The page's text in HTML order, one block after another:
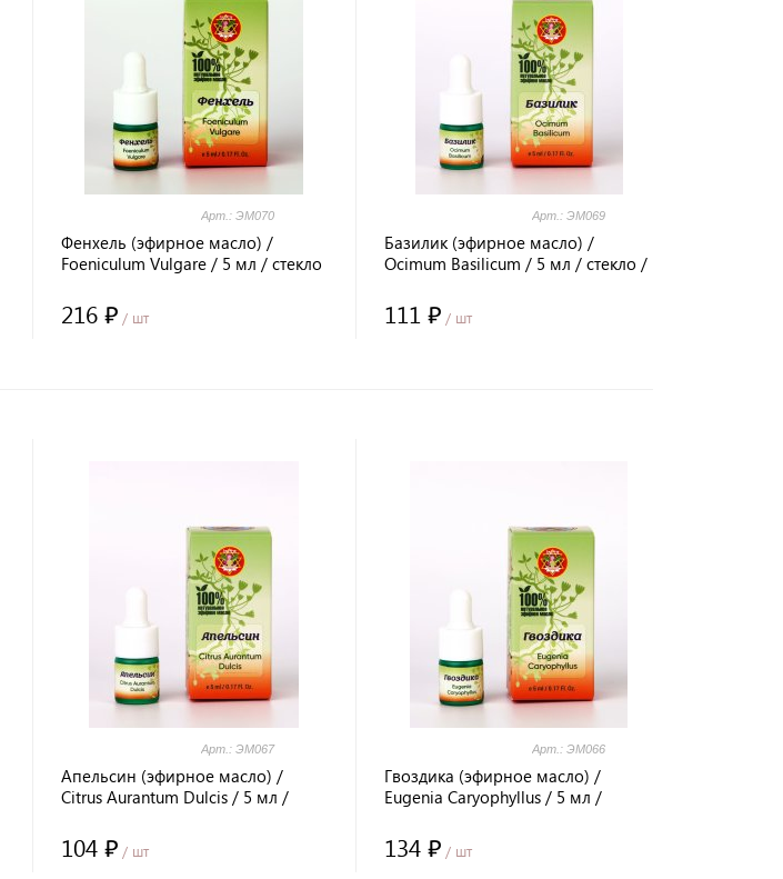
Арт.: ЭМ070
Фенхель (эфирное масло) /
Foeniculum Vulgare / 5 мл / стекло
216 ₽/ шт
Арт.: ЭМ069
Базилик (эфирное масло) /
Ocimum Basilicum / 5 мл / стекло /
111 ₽ / шт
Арт.: ЭМ067
Апельсин (эфирное масло) /
Citrus Aurantum Dulcis / 5 мл /
104 ₽/ шт
Арт.: ЭМ066
Гвоздика (эфирное масло) /
Eugenia Caryophyllus / 5 мл /
134 ₽ / шт